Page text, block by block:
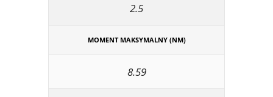
2.5
MOMENT MAKSYMALNY (NM)
8.59